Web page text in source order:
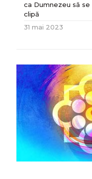
ca Dumnezeu să
clipă
31 mai 2023